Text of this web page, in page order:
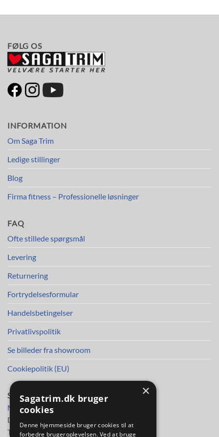
FØLG OS
INFORMATION
Om Saga Trim
Ledige stillinger
Blog
Firma fitness – Professionelle løsninger
FAQ
Ofte stillede spørgsmål
Levering
Returnering
Fortrydelsesformular
Handelsbetingelser
Privatlivspolitik
Se billeder fra showroom
Cookiepolitik (EU)
SAGA TRIM APS
Mileparken 30
DK-2730 Herlev
Telefon38 11 48 11
×
Sagatrim.dk bruger
cookies
Denne hjemmeside bruger cookies til at
forbedre brugeroplevelsen. Ved at bruge